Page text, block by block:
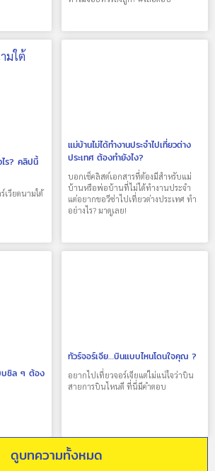
ไร? คลิปนี้
เวียดนามใต้
แม่บ้านไม่ได้ทำงานประจำไปเที่ยวต่าง
ประเทศ ต้องทำยังไง?
บอกเช็คลิสต์เอกสารที่ต้องมีสำหรับแม่
บ้านหรือพ่อบ้านที่ไม่ได้ทำงานประจำ
แต่อยากขอวีซ่าไปเที่ยวต่างประเทศ ทำ
อย่างไร? มาดูเลย!
บชิล ๆ ต้อง
ทัวร์จอร์เจีย…บินแบบไหนโดนใจคุณ ?
อยากไปเที่ยวจอร์เจียแต่ไม่แน่ใจว่าบิน
สายการบินไหนดี ที่นี่มีคำตอบ
ดูบทความทั้งหมด